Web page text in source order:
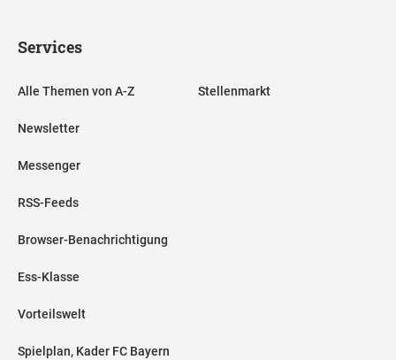
Services
Alle Themen von A-Z
Newsletter
Messenger
RSS-Feeds
Browser-Benachrichtigung
Ess-Klasse
Vorteilswelt
Spielplan, Kader FC Bayern
Stellenmarkt